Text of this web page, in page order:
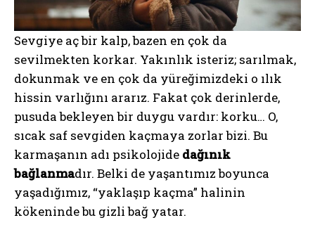
Sevgiye aç bir kalp, bazen en çok da
sevilmekten korkar. Yakınlık isteriz; sarılmak,
dokunmak ve en çok da yüreğimizdeki o ılık
hissin varlığını ararız. Fakat çok derinlerde,
pusuda bekleyen bir duygu vardır: korku… O,
sıcak saf sevgiden kaçmaya zorlar bizi. Bu
karmaşanın adı psikolojide dağınık
bağlanmadır. Belki de yaşantımız boyunca
yaşadığımız, “yaklaşıp kaçma” halinin
kökeninde bu gizli bağ yatar.